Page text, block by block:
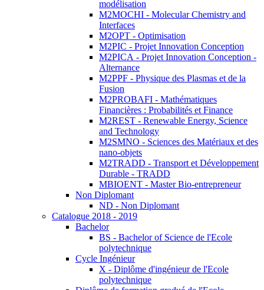
modélisation
M2MOCHI - Molecular Chemistry and
Interfaces
M2OPT - Optimisation
M2PIC - Projet Innovation Conception
M2PICA - Projet Innovation Conception -
Alternance
M2PPF - Physique des Plasmas et de la
Fusion
M2PROBAFI - Mathématiques
Financières : Probabilités et Finance
M2REST - Renewable Energy, Science
and Technology
M2SMNO - Sciences des Matériaux et des
nano-objets
M2TRADD - Transport et Développement
Durable - TRADD
MBIOENT - Master Bio-entrepreneur
Non Diplomant
ND - Non Diplomant
Catalogue 2018 - 2019
Bachelor
BS - Bachelor of Science de l'Ecole
polytechnique
Cycle Ingénieur
X - Diplôme d'ingénieur de l'Ecole
polytechnique